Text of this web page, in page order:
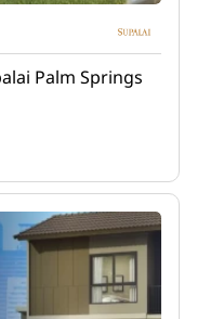
Palm Springs